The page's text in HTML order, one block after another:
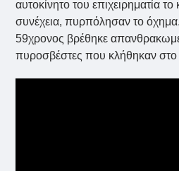
αυτοκίνητο του επιχειρηματία
συνέχεια, πυρπόλησαν το
59χρονος βρέθηκε
πυροσβέστες που κλήθηκαν στο